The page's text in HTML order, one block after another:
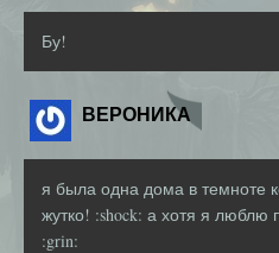
Бу!
ВЕРОНИКА
я была одна дома в темноте
жутко! :shock: а хотя я люблю
:grin: